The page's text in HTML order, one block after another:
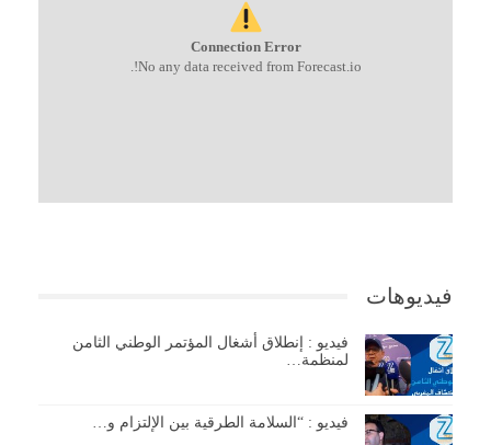
Connection Error
No any data received from Forecast.io!.
فيديوهات
فيديو : إنطلاق أشغال المؤتمر الوطني الثامن
لمنظمة…
فيديو : “السلامة الطرقية بين الإلتزام و…